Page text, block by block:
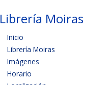
Librería Moiras
Inicio
Librería Moiras
Imágenes
Horario